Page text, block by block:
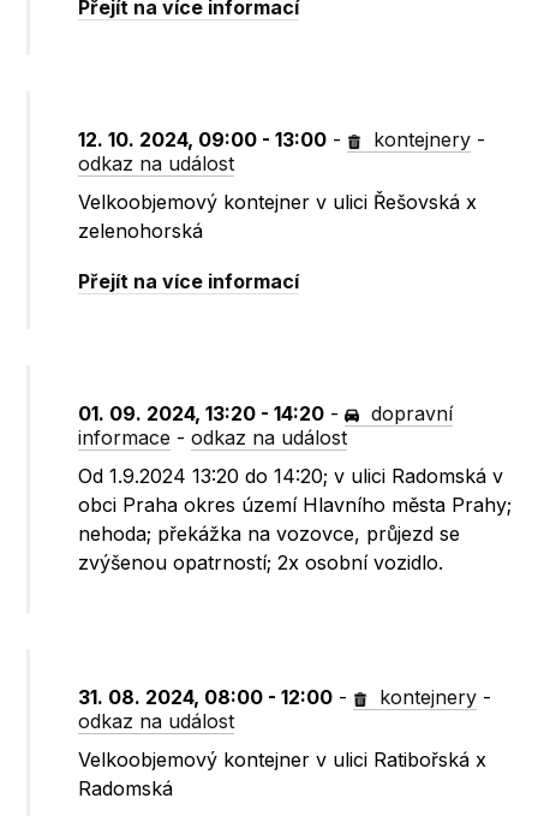
Přejít na více informací
12. 10. 2024, 09:00 - 13:00 - kontejnery -
odkaz na událost
Velkoobjemový kontejner v ulici Řešovská x
zelenohorská
Přejít na více informací
01. 09. 2024, 13:20 - 14:20 -
dopravní
informace -odkaz na událost
Od 1.9.2024 13:20 do 14:20; v ulici Radomská v
obci Praha okres území Hlavního města Prahy;
nehoda; překážka na vozovce, průjezd se
zvýšenou opatrností; 2x osobní vozidlo.
31. 08. 2024, 08:00 - 12:00 - kontejnery -
odkaz na událost
Velkoobjemový kontejner v ulici Ratibořská x
Radomská